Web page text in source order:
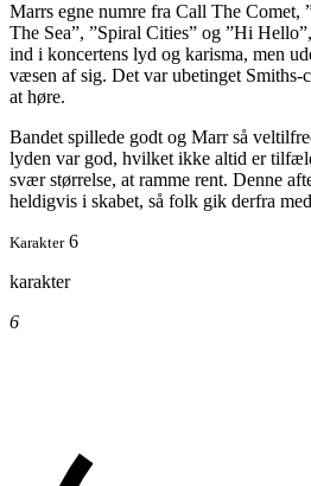
Marrs egne numre fra Call The Comet,
The Sea”, ”Spiral Cities” og ”Hi
ind i koncertens lyd og karisma, men
væsen af sig. Det var ubetinget
at høre.
Bandet spillede godt og Marr så
lyden var god, hvilket ikke altid er
svær størrelse, at ramme rent. Denne
heldigvis i skabet, så folk gik derfra
Karakter 6
karakter
6